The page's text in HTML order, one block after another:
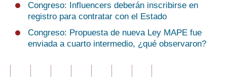
Congreso: Influencers deberán inscribirse en
registro para contratar con el Estado
Congreso: Propuesta de nueva Ley MAPE fue
enviada a cuarto intermedio, ¿qué observaron?